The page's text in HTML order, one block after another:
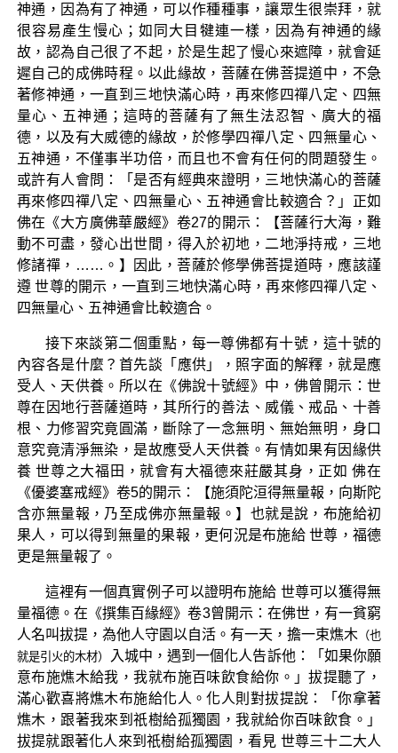
神通，因為有了神通，可以作種種事，讓眾生很崇拜，就
很容易產生慢心；如同大目犍連一樣，因為有神通的緣
故，認為自己很了不起，於是生起了慢心來遮障，就會延
遲自己的成佛時程。以此緣故，菩薩在佛菩提道中，不急
著修神通，一直到三地快滿心時，再來修四禪八定、四無
量心、五神通；這時的菩薩有了無生法忍智、廣大的福
德，以及有大威德的緣故，於修學四禪八定、四無量心、
五神通，不僅事半功倍，而且也不會有任何的問題發生。
或許有人會問：「是否有經典來證明，三地快滿心的菩薩
再來修四禪八定、四無量心、五神通會比較適合？」正如
佛在《大方廣佛華嚴經》卷27的開示：【菩薩行大海，難
動不可盡，發心出世間，得入於初地，二地淨持戒，三地
修諸禪，……。】因此，菩薩於修學佛菩提道時，應該謹
遵 世尊的開示，一直到三地快滿心時，再來修四禪八定、
四無量心、五神通會比較適合。
接下來談第二個重點，每一尊佛都有十號，這十號的
內容各是什麼？首先談「應供」，照字面的解釋，就是應
受人、天供養。所以在《佛說十號經》中，佛曾開示：世
尊在因地行菩薩道時，其所行的善法、威儀、戒品、十善
根、力修習究竟圓滿，斷除了一念無明、無始無明，身口
意究竟清淨無染，是故應受人天供養。有情如果有因緣供
養 世尊之大福田，就會有大福德來莊嚴其身，正如 佛在
《優婆塞戒經》卷5的開示：【施須陀洹得無量報，向斯陀
含亦無量報，乃至成佛亦無量報。】也就是說，布施給初
果人，可以得到無量的果報，更何況是布施給 世尊，福德
更是無量報了。
這裡有一個真實例子可以證明布施給 世尊可以獲得無
量福德。在《撰集百緣經》卷3曾開示：在佛世，有一貧窮
人名叫拔提，為他人守園以自活。有一天，擔一束燋木 （也
就是引火的木材）
入城中，遇到一個化人告訴他：「如果你願
意布施燋木給我，我就布施百味飲食給你。」拔提聽了，
滿心歡喜將燋木布施給化人。化人則對拔提說：「你拿著
燋木，跟著我來到祇樹給孤獨園，我就給你百味飲食。」
拔提就跟著化人來到祇樹給孤獨園，看見 世尊三十二大人